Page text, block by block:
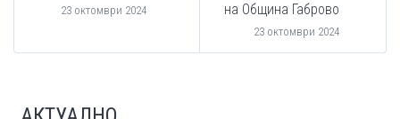
23 октомври 2024
на Община Габрово
23 октомври 2024